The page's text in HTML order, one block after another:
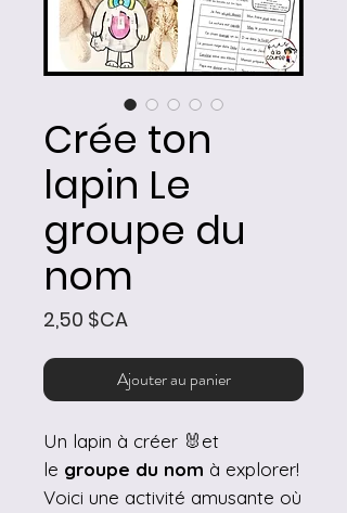
Crée ton
lapin Le
groupe du
nom
2,50 $CAPrix
Ajouter au panier
Un lapin à créer 🐰et
le groupe du nom à explorer!
Voici une activité amusante où